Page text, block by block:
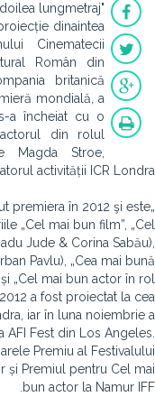
lungmetraj
dinaintea
Cinematecii
Român din
britanică
mondială, a
a încheiat cu o
din rolul
Magda Stroe,
activității ICR Londra.
premiera în 2012 şi este
„Cel mai bun film”, „Cel
Jude & Corina Sabău),
Pavlu), „Cea mai bună
„Cel mai bun actor în rol
a fost proiectat la cea
iar în luna noiembrie a
Fest din Los Angeles.
Premiu al Festivalului
și Premiul pentru Cel mai
bun actor la Namur IFF.